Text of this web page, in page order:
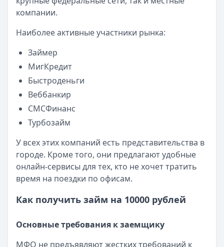
Читать новость
57 сервисов микрозаймов через Госуслуги: где
Кратко: Авторизация через Госуслуги ускоряет
23 ноября 2025 г.
Категория:МФО
Читать новость
Смс о «одобренном займе» от Bigmani Ru: как
Пришло СМС об одобрении займа от Bigmani
Опубликовано:23 ноября 2025 г.
Категория:МФО
Читать новость
компании.
Наиболее активные участники рынка:
Займер
МигКредит
Быстроденьги
Веббанкир
СМСФинанс
Турбозайм
У всех этих компаний есть представительства в
городе. Кроме того, они предлагают удобные
онлайн-сервисы для тех, кто не хочет тратить
время на поездки по офисам.
Как получить займ на 10000 рублей
Основные требования к заемщику
МФО не предъявляют жестких требований к